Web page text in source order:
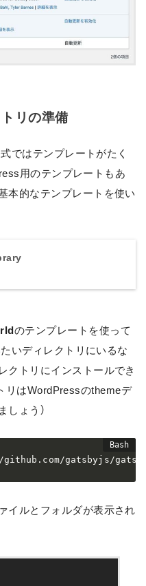
リの準備
ではテンプレートがたく
用のテンプレートもあ
本的なテンプレートを使い
のテンプレートを使って
いディレクトリにいるな
クトリにインストールでき
リはWordPressのthemeデ
ょう）
gatsbyjs/
イルとフォルダが表示され